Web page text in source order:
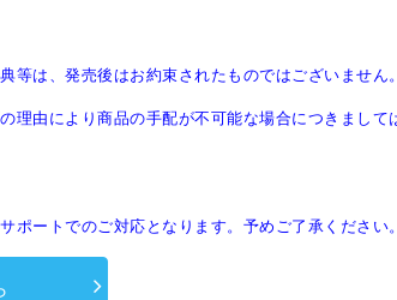
は、発売後はお約束されたものではございません
由により商品の手配が不可能な場合につきまして
ートでのご対応となります。予めご了承ください。